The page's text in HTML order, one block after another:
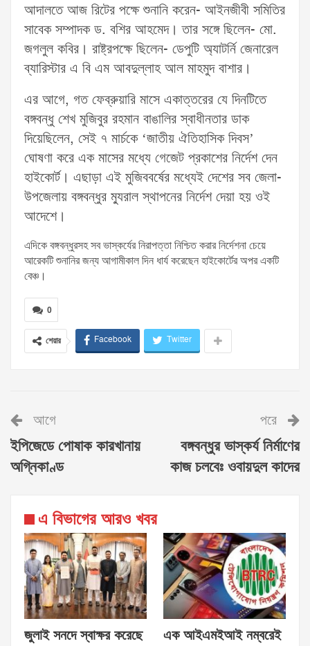
আদালতে আজ রিটের পক্ষে শুনানি করেন- আইনজীবী সমিতির
সাবেক সম্পাদক ড. বশির আহমেদ। তার সঙ্গে ছিলেন- মো.
জগলুল কবির। রাষ্ট্রপক্ষে ছিলেন- ডেপুটি অ্যাটর্নি জেনারেল
ব্যারিস্টার এ বি এম আবদুল্লাহ আল মাহমুদ বাশার।
এর আগে, গত ফেব্রুয়ারি মাসে একাত্তরের যে দিনটিতে
বঙ্গবন্ধু শেখ মুজিবুর রহমান বাঙালির স্বাধীনতার ডাক
দিয়েছিলেন, সেই ৭ মার্চকে ‘জাতীয় ঐতিহাসিক দিবস’
ঘোষণা করে এক মাসের মধ্যে গেজেট প্রকাশের নির্দেশ দেন
হাইকোর্ট। এছাড়া এই মুজিববর্ষের মধ্যেই দেশের সব জেলা-
উপজেলায় বঙ্গবন্ধুর ম্যুরাল স্থাপনের নির্দেশ দেয়া হয় ওই
আদেশে।
এদিকে বঙ্গবন্ধুরসহ সব ভাস্কর্যের নিরাপত্তা নিশ্চিত করার নির্দেশনা চেয়ে
আরেকটি শুনানির জন্য আগামীকাল দিন ধার্য করেছেন হাইকোর্টের অপর একটি
বেঞ্চ।
0
শেয়ার Facebook Twitter
আগে
ইপিজেডে পোষাক কারখানায়
অগ্নিকাণ্ড
পরে
বঙ্গবন্ধুর ভাস্কর্য নির্মাণের
কাজ চলবেঃ ওবায়দুল কাদের
এ বিভাগের আরও খবর
জুলাই সনদে স্বাক্ষর করেছে
এক আইএমইআই নম্বরেই